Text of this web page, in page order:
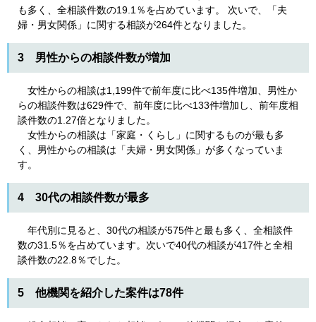
も多く、全相談件数の19.1％を占めています。 次いで、「夫
婦・男女関係」に関する相談が264件となりました。
3 男性からの相談件数が増加
女性からの相談は1,199件で前年度に比べ135件増加、男性か
らの相談件数は629件で、前年度に比べ133件増加し、前年度相
談件数の1.27倍となりました。
女性からの相談は「家庭・くらし」に関するものが最も多
く、男性からの相談は「夫婦・男女関係」が多くなっていま
す。
4 30代の相談件数が最多
年代別に見ると、30代の相談が575件と最も多く、全相談件
数の31.5％を占めています。次いで40代の相談が417件と全相
談件数の22.8％でした。
5 他機関を紹介した案件は78件